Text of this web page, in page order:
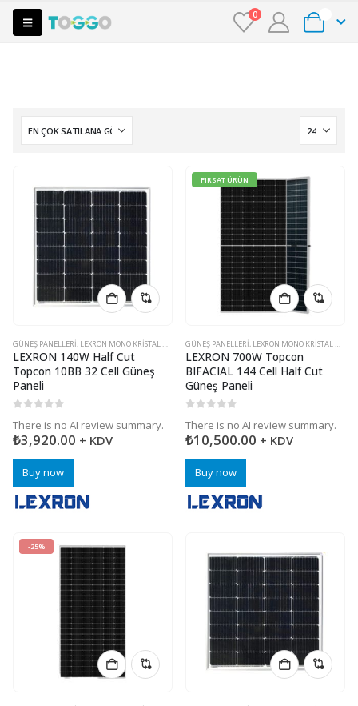
0
GÜNEŞ PANELLERI, LEXRON MONO KRISTAL HALFCUT GÜNEŞ PANELI
LEXRON 140W Half Cut
Topcon 10BB 32 Cell Güneş
Paneli
There is no AI review summary.
₺3,920.00 + KDV
Buy now
FIRSAT ÜRÜN
GÜNEŞ PANELLERI, LEXRON MONO KRISTAL HALFCUT GÜNEŞ PANELI
LEXRON 700W Topcon
BIFACIAL 144 Cell Half Cut
Güneş Paneli
There is no AI review summary.
₺10,500.00 + KDV
Buy now
-25%